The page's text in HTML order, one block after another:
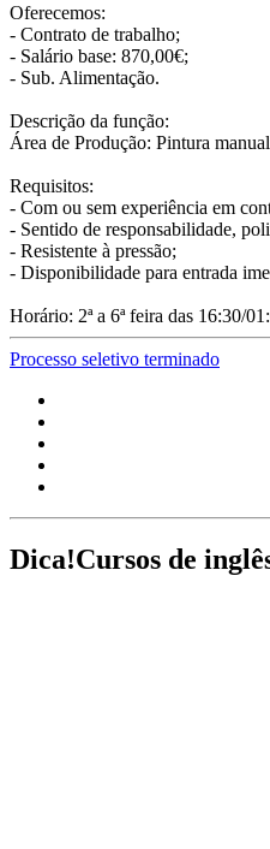
Oferecemos:
- Contrato de trabalho;
- Salário base: 870,00€;
- Sub. Alimentação.
Descrição da função:
Área de Produção: Pintura
Requisitos:
- Com ou sem experiência em
- Sentido de responsabilidade,
- Resistente à pressão;
- Disponibilidade para entrada
Horário: 2ª a 6ª feira das 16:30/
Processo seletivo terminado
Dica!Cursos de